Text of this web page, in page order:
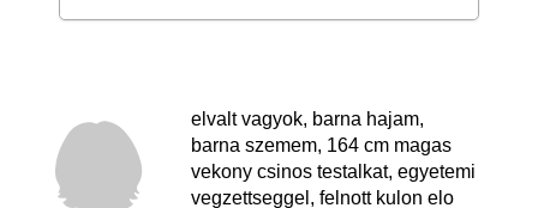
elvalt vagyok, barna hajam,
barna szemem, 164 cm magas
vekony csinos testalkat, egyetemi
vegzettseggel, felnott kulon elo